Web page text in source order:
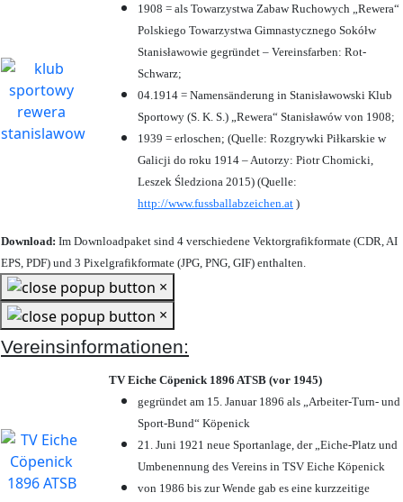
1908 = als Towarzystwa Zabaw Ruchowych „Rewera“
Polskiego Towarzystwa Gimnastycznego Sokółw
Stanisławowie gegründet – Vereinsfarben: Rot-
Schwarz;
04.1914 = Namensänderung in Stanisławowski Klub
Sportowy (S. K. S.) „Rewera“ Stanisławów von 1908;
1939 = erloschen; (Quelle: Rozgrywki Piłkarskie w
Galicji do roku 1914 – Autorzy: Piotr Chomicki,
Leszek Śledziona 2015) (Quelle:
http://www.fussballabzeichen.at )
Download: Im Downloadpaket sind 4 verschiedene Vektorgrafikformate (CDR, AI
EPS, PDF) und 3 Pixelgrafikformate (JPG, PNG, GIF) enthalten.
×
×
Vereinsinformationen:
TV Eiche Cöpenick 1896 ATSB (vor 1945)
gegründet am 15. Januar 1896 als „Arbeiter-Turn- und
Sport-Bund“ Köpenick
21. Juni 1921 neue Sportanlage, der „Eiche-Platz und
Umbenennung des Vereins in TSV Eiche Köpenick
von 1986 bis zur Wende gab es eine kurzzeitige